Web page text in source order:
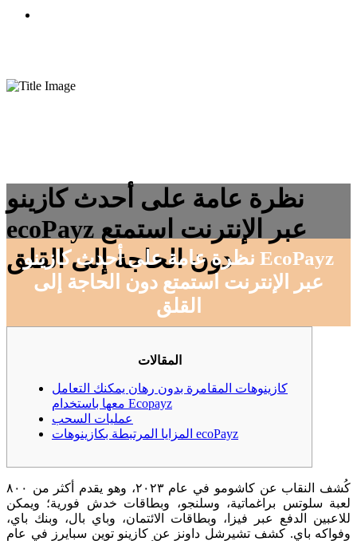
نظرة عامة على أحدث كازينو
ecoPayz عبر الإنترنت استمتع
دون الحاجة إلى القلق
نظرة عامة على أحدث كازينو EcoPayz
عبر الإنترنت استمتع دون الحاجة إلى
القلق
المقالات
كازينوهات المقامرة بدون رهان يمكنك التعامل
معها باستخدام Ecopayz
عمليات السحب
المزايا المرتبطة بكازينوهات ecoPayz
كُشف النقاب عن كاشومو في عام ٢٠٢٣، وهو يقدم أكثر من ٨٠٠
لعبة سلوتس براغماتية، وسلنجو، وبطاقات خدش فورية؛ ويمكن
للاعبين الدفع عبر فيزا، وبطاقات الائتمان، وباي بال، وبنك باي،
وفواكه باي. كشف تشيرشل داونز عن كازينو توين سبايرز في عام